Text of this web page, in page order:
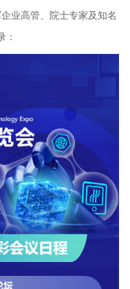
业高管、院士专家及知名
：